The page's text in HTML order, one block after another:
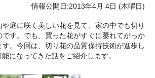
情報公開日:2013年4月 4日 (木曜日)
庭に咲く美しい花を見て、家の中でも切り
す。でも、買った花がすぐに萎れてがっか
す。今回は、切り花の品質保持技術が進歩し
能になってきた話をご紹介します。